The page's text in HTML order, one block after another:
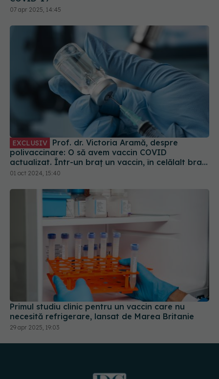
EXCLUSIV Prof. dr. Victoria Aramă, despre
polivaccinare: O să avem vaccin COVID
actualizat. Într-un braț un vaccin, în celălalt braț
alt vaccin, în coapsă al treilea
01 oct 2024, 15:40
Primul studiu clinic pentru un vaccin care nu
necesită refrigerare, lansat de Marea Britanie